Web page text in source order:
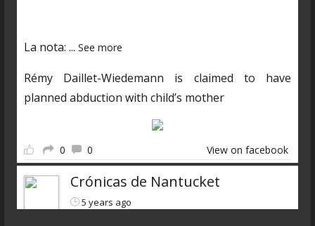
La nota: ... See more
Rémy Daillet-Wiedemann is claimed to have
planned abduction with child’s mother
0 0 View on facebook
Crónicas de Nantucket
5 years ago